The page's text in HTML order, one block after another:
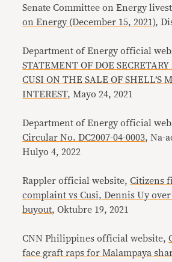
Senate Committee on Energy
on Energy (December 15, 2021),
Department of Energy official
STATEMENT OF DOE
CUSI ON THE SALE OF SHELL’S
INTEREST, Mayo 24, 2021
Department of Energy official
Circular No. DC2007-04-0003, Na-
Hulyo 4, 2022
Rappler official website,Citizens
complaint vs Cusi, Dennis Uy
buyout, Oktubre 19, 2021
CNN Philippines official website,
face graft raps for Malampaya